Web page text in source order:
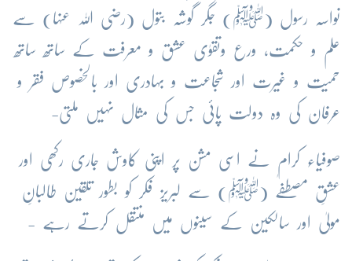
نواسہ رسول (ﷺ) جگر گوشہ بتول (رضی اللہ عنہا) سے
علم و حکمت، ورع وتقوٰی عشق و معرفت کے ساتھ ساتھ
حمیت و غیرت اور شجاعت و بہادری اور بالخصوص فقر و
عرفان کی وہ دولت پائی جس کی مثال نہیں ملتی-
صوفیاء کرام نے اسی مشن پر اپنی کاوش جاری رکھی اور
عشقِ مصطفٰے (ﷺ) سے لبریز فکر کو بطور تلقین طالبانِ
مولیٰ اور سالکین کے سینوں میں منتقل کرتے رہے -